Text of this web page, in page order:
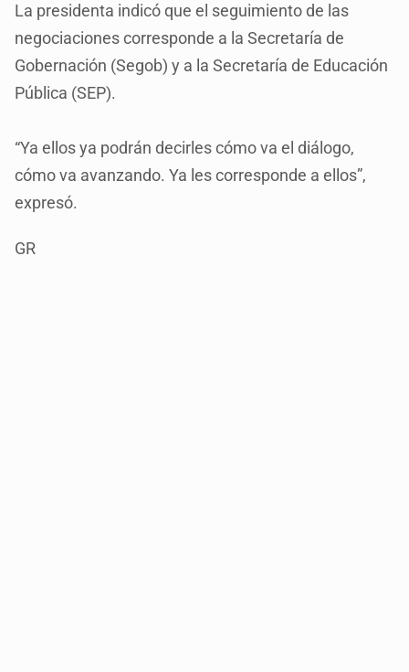
La presidenta indicó que el seguimiento de las
negociaciones corresponde a la Secretaría de
Gobernación (Segob) y a la Secretaría de Educación
Pública (SEP).
“Ya ellos ya podrán decirles cómo va el diálogo,
cómo va avanzando. Ya les corresponde a ellos”,
expresó.
GR